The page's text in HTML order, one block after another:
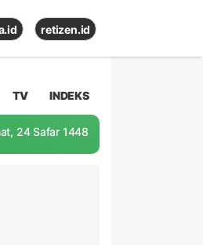
retizen.id
TV INDEKS
24 Safar 1448